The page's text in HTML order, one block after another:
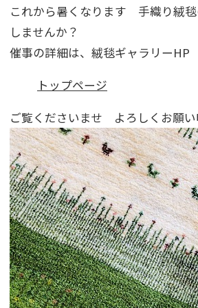
これから暑くなります 手織り絨
しませんか？
催事の詳細は、絨毯ギャラリーHP
トップページ
ご覧くださいませ よろしくお願